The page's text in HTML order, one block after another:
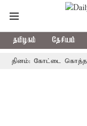
தமிழகம் தேசியம்
கோட்டை